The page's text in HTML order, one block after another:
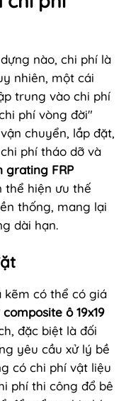
nào, chi phí là
nhiên, một cái
trung vào chi phí
phí vòng đời"
chuyển, lắp đặt,
phí tháo dỡ và
grating FRP
thể hiện ưu thế
thống, mang lại
dài hạn.
kẽm có thể có giá
ô 19x19
đặc biệt là đối
yêu cầu xử lý bề
có chi phí vật liệu
phí thi công đổ bê